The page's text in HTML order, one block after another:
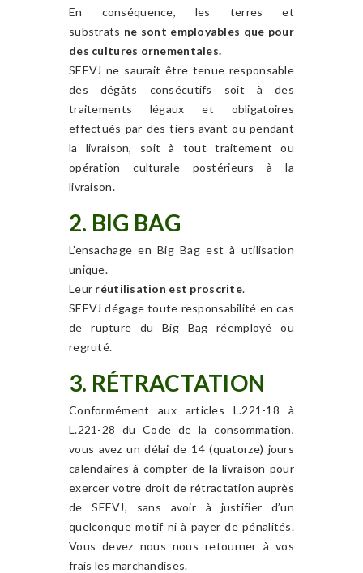
En conséquence, les terres et
substrats ne sont employables que pour
des cultures ornementales.
SEEVJ ne saurait être tenue responsable
des dégâts consécutifs soit à des
traitements légaux et obligatoires
effectués par des tiers avant ou pendant
la livraison, soit à tout traitement ou
opération culturale postérieurs à la
livraison.
2. BIG BAG
L’ensachage en Big Bag est à utilisation
unique.
Leur réutilisation est proscrite.
SEEVJ dégage toute responsabilité en cas
de rupture du Big Bag réemployé ou
regruté.
3. RÉTRACTATION
Conformément aux articles L.221-18 à
L.221-28 du Code de la consommation,
vous avez un délai de 14 (quatorze) jours
calendaires à compter de la livraison pour
exercer votre droit de rétractation auprès
de SEEVJ, sans avoir à justifier d’un
quelconque motif ni à payer de pénalités.
Vous devez nous nous retourner à vos
frais les marchandises.